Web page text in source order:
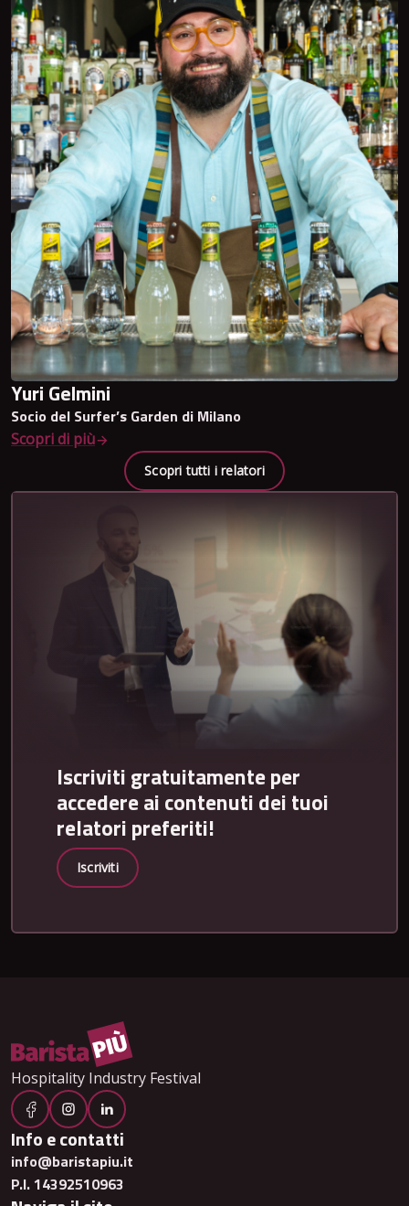
Yuri Gelmini
Socio del Surfer’s Garden di Milano
Scopri di più
Scopri tutti i relatori
Iscriviti gratuitamente per
accedere ai contenuti dei tuoi
relatori preferiti!
Iscriviti
Hospitality Industry Festival
Info e contatti
info@baristapiu.it
P.I. 14392510963